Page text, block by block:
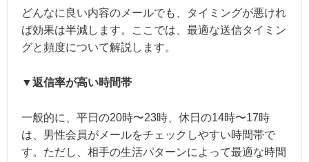
どんなに良い内容のメールでも、タイミングが悪けれ
ば効果は半減します。ここでは、最適な送信タイミン
グと頻度について解説します。
▼返信率が高い時間帯
一般的に、平日の20時〜23時、休日の14時〜17時
は、男性会員がメールをチェックしやすい時間帯で
す。ただし、相手の生活パターンによって最適な時間